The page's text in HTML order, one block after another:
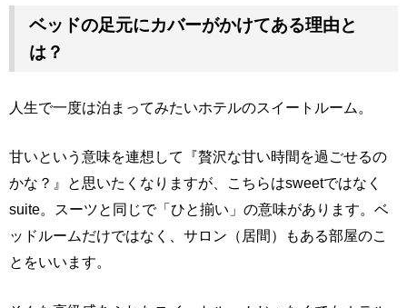
ベッドの足元にカバーがかけてある理由と
は？
人生で一度は泊まってみたいホテルのスイートルーム。
甘いという意味を連想して『贅沢な甘い時間を過ごせるの
かな？』と思いたくなりますが、こちらはsweetではなく
suite。スーツと同じで「ひと揃い」の意味があります。ベ
ッドルームだけではなく、サロン（居間）もある部屋のこ
とをいいます。